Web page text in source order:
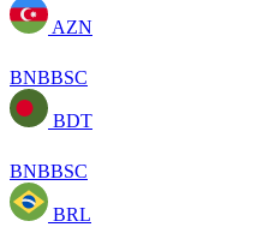
AZN
BNBBSC
BDT
BNBBSC
BRL